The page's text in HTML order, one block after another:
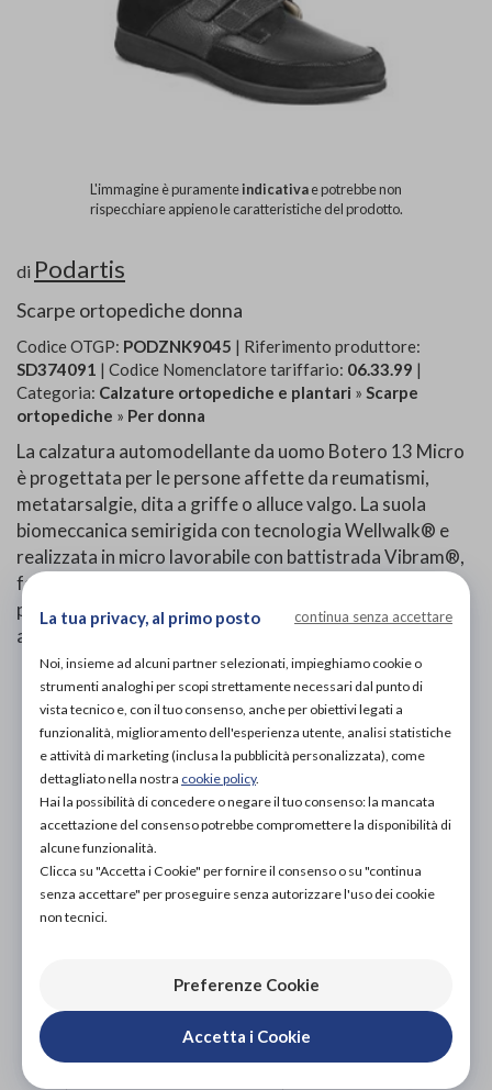
L'immagine è puramenteindicativae potrebbe non
rispecchiare appieno le caratteristiche del prodotto.
di Podartis
Scarpe ortopediche donna
Codice OTGP: PODZNK9045 | Riferimento produttore:
SD374091 | Codice Nomenclatore tariffario: 06.33.99 |
Categoria: Calzature ortopediche e plantari » Scarpe
ortopediche » Per donna
La calzatura automodellante da uomo Botero 13 Micro
è progettata per le persone affette da reumatismi,
metatarsalgie, dita a griffe o alluce valgo. La suola
biomeccanica semirigida con tecnologia Wellwalk® e
realizzata in micro lavorabile con battistrada Vibram®,
facilita il rotolamento del passo e ripartisce i picchi di
pressione. Il doppio velcro permette un'apertura
avanzata e facilita la calzata.
PROVA E ACQUISTA IN NEGOZIO
DA230,00€
PROVA E NOLEGGIA IN NEGOZIO
NON DISPONIBILE
ACQUISTA ONLINE
NON DISPONIBILE
Organizza prova in negozio
La tua privacy, al primo posto continua senza accettare
Noi, insieme ad alcuni partner selezionati, impieghiamo cookie o
strumenti analoghi per scopi strettamente necessari dal punto di
vista tecnico e, con il tuo consenso, anche per obiettivi legati a
funzionalità, miglioramento dell'esperienza utente, analisi statistiche
e attività di marketing (inclusa la pubblicità personalizzata), come
dettagliato nella nostra cookie policy.
Hai la possibilità di concedere o negare il tuo consenso: la mancata
accettazione del consenso potrebbe compromettere la disponibilità di
alcune funzionalità.
Clicca su "Accetta i Cookie" per fornire il consenso o su "continua
senza accettare" per proseguire senza autorizzare l'uso dei cookie
non tecnici.
Preferenze Cookie
Accetta i Cookie